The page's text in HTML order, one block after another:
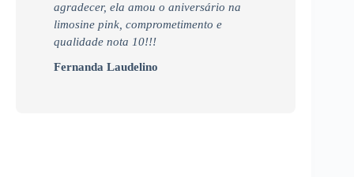
agradecer, ela amou o aniversário na
limosine pink, comprometimento e
qualidade nota 10!!!
Fernanda Laudelino